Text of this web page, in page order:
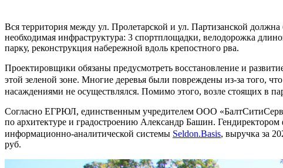
Вся территория между ул. Пролетарской и ул. Партизанской
необходимая инфраструктура: 3 спортплощадки, велодорожка
парку, реконструкция набережной вдоль крепостного рва.
Проектировщики обязаны предусмотреть восстановление и
этой зеленой зоне. Многие деревья были повреждены из-за того,
насаждениями не осуществлялся. Помимо этого, возле стоящих в
Согласно ЕГРЮЛ, единственным учредителем ООО
по архитектуре и градостроению Александр Башин.
информационно-аналитической системы Seldon.Basis, выручка за
руб.